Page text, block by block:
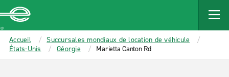
MAIN
CONTENT
Enterprise
Accueil
Succursales mondiaux de location de véhicule
États-Unis
Géorgie Marietta Canton Rd